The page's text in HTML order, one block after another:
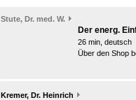
Stute, Dr. med. W.
Der energ.
26 min, deutsch
Über den Shop
Kremer, Dr. Heinrich